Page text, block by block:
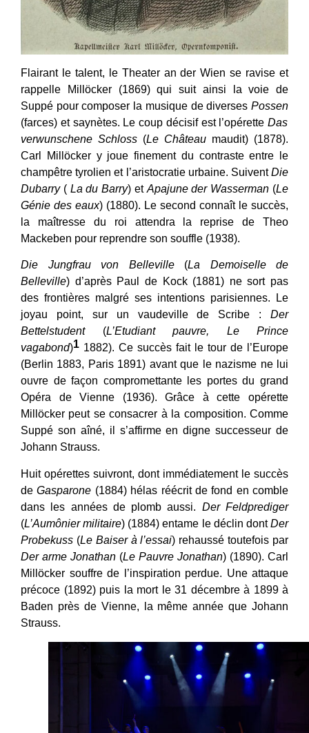
Flairant le talent, le Theater an der Wien se ravise et
rappelle Millöcker (1869) qui suit ainsi la voie de
Suppé pour composer la musique de diverses Possen
(farces) et saynètes. Le coup décisif est l’opéretteDas
verwunschene Schloss (Le Château maudit) (1878).
Carl Millöcker y joue finement du contraste entre le
champêtre tyrolien et l’aristocratie urbaine. SuiventDie
Dubarry( La du Barry) et Apajune der Wasserman (Le
Génie des eaux) (1880). Le second connaît le succès,
la maîtresse du roi attendra la reprise de Theo
Mackeben pour reprendre son souffle (1938).
Die Jungfrau von Belleville(La Demoiselle de
Belleville) d’après Paul de Kock (1881) ne sort pas
des frontières malgré ses intentions parisiennes. Le
joyau point, sur un vaudeville de Scribe : Der
Bettelstudent(L’Etudiant pauvre, Le Prince
vagabond)1 1882). Ce succès fait le tour de l’Europe
(Berlin 1883, Paris 1891) avant que le nazisme ne lui
ouvre de façon compromettante les portes du grand
Opéra de Vienne (1936). Grâce à cette opérette
Millöcker peut se consacrer à la composition. Comme
Suppé son aîné, il s’affirme en digne successeur de
Johann Strauss.
Huit opérettes suivront, dont immédiatement le succès
deGasparone (1884) hélas réécrit de fond en comble
dans les années de plomb aussi. Der Feldprediger
(L’Aumônier militaire) (1884) entame le déclin dontDer
Probekuss (Le Baiser à l’essai) rehaussé toutefois par
Der arme Jonathan (Le Pauvre Jonathan) (1890). Carl
Millöcker souffre de l’inspiration perdue. Une attaque
précoce (1892) puis la mort le 31 décembre à 1899 à
Baden près de Vienne, la même année que Johann
Strauss.